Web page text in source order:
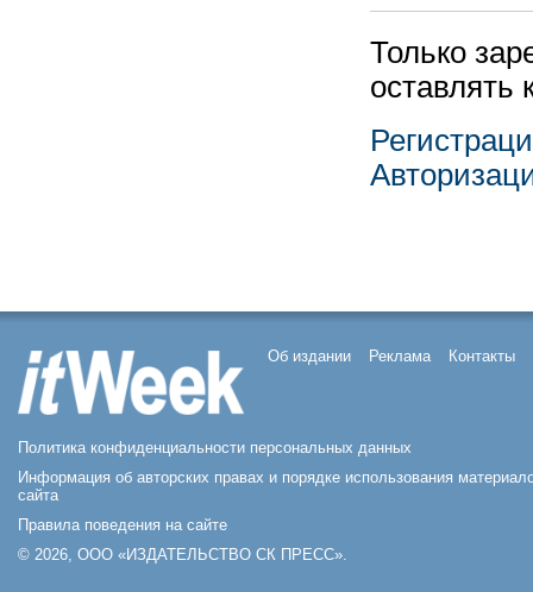
Только
оставлять
Об издании Реклама Контакты
Политика конфиденциальности персональных данных
Информация об авторских правах и порядке использования
сайта
Правила поведения на сайте
© 2026, ООО «ИЗДАТЕЛЬСТВО СК ПРЕСС».